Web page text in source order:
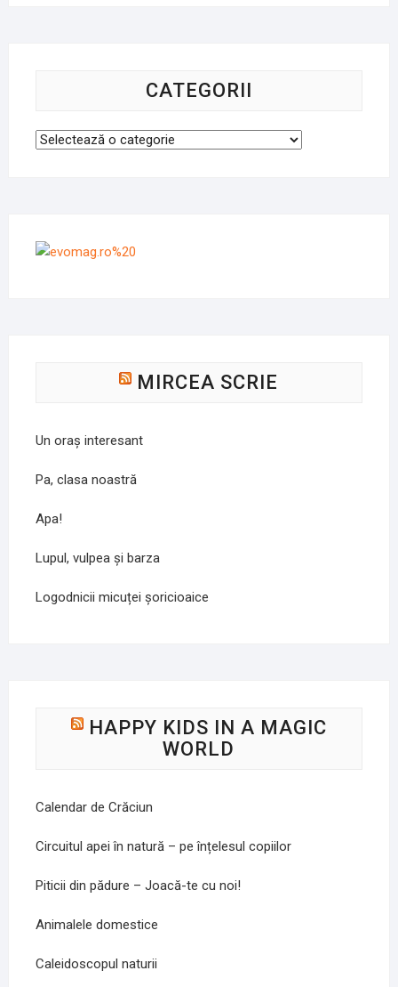
CATEGORII
Categorii
MIRCEA SCRIE
Un oraș interesant
Pa, clasa noastră
Apa!
Lupul, vulpea și barza
Logodnicii micuței șoricioaice
HAPPY KIDS IN A MAGIC
WORLD
Calendar de Crăciun
Circuitul apei în natură – pe înțelesul copiilor
Piticii din pădure – Joacă-te cu noi!
Animalele domestice
Caleidoscopul naturii